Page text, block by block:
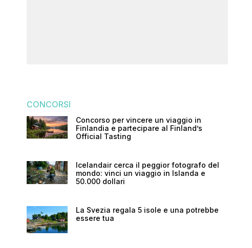
CONCORSI
Concorso per vincere un viaggio in
Finlandia e partecipare al Finland’s
Official Tasting
Icelandair cerca il peggior fotografo del
mondo: vinci un viaggio in Islanda e
50.000 dollari
La Svezia regala 5 isole e una potrebbe
essere tua